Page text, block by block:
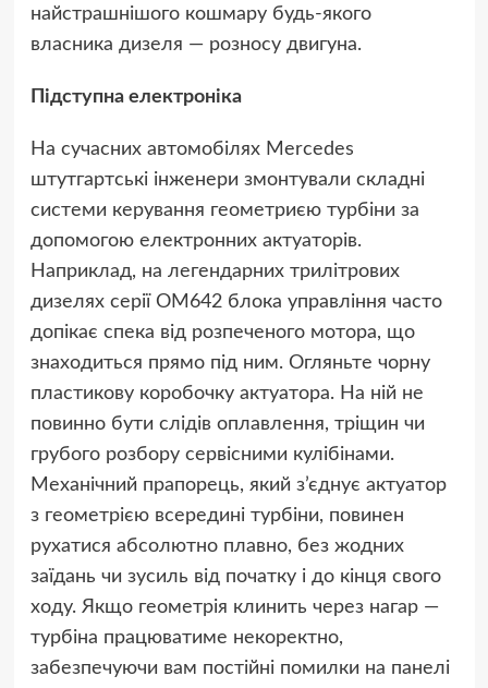
найстрашнішого кошмару будь-якого
власника дизеля — розносу двигуна.
Підступна електроніка
На сучасних автомобілях Mercedes
штутгартські інженери змонтували складні
системи керування геометриєю турбіни за
допомогою електронних актуаторів.
Наприклад, на легендарних трилітрових
дизелях серії ОМ642 блока управління часто
допікає спека від розпеченого мотора, що
знаходиться прямо під ним. Огляньте чорну
пластикову коробочку актуатора. На ній не
повинно бути слідів оплавлення, тріщин чи
грубого розбору сервісними кулібінами.
Механічний прапорець, який з’єднує актуатор
з геометрією всередині турбіни, повинен
рухатися абсолютно плавно, без жодних
заїдань чи зусиль від початку і до кінця свого
ходу. Якщо геометрія клинить через нагар —
турбіна працюватиме некоректно,
забезпечуючи вам постійні помилки на панелі